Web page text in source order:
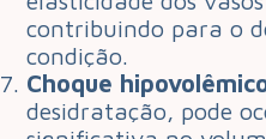
contribuindo para o
condição.
Choque
desidratação, pode